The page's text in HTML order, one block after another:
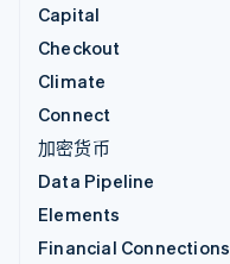
Capital
Checkout
Climate
Connect
加密货币
Data Pipeline
Elements
Financial Connections